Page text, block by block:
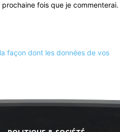
fois que je commenterai.
façon dont les données de vos